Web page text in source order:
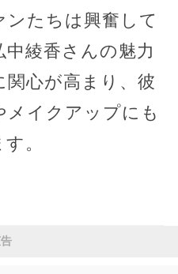
ンたちは興奮して
綾香さんの魅力
心が高まり、彼
イクアップにも
。